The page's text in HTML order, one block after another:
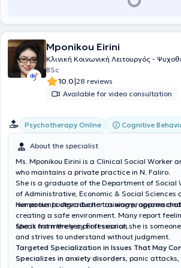
Mponikou Eirini
Κλινική Κοινωνική Λειτουργός -
BSc
10.0|28 reviews
Available for video consultation
Psychotherapy Online Cognitive
About the specialist
Ms. Mponikou Eirini is a Clinical Social Worker
who maintains a private practice in N. Faliro.
She is a graduate of the Department of Social
of Administrative, Economic & Social Sciences
numerous postgraduate training programs
Her patients describe her aswarm,
creating a safe environment. Many report
speak from the very first session.
She is not merely a professional; she is
and strives to understand without judgment.
Targeted Specialization in Issues That May
Specializes in anxiety disorders, panic attacks,